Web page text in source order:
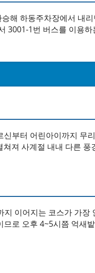
해 하동주차장에서 내
3001-1번 버스를 이용하
부터 어린아이까지 무
져 사계절 내내 다른 풍
지 이어지는 코스가 가장
로 오후 4~5시쯤 억새